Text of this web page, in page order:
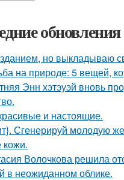
обновления
но выкладываю
на природе: 5 вещей,
Энн хэтэуэй вновь
и настоящие.
Сгенерируй молодую
кожи.
Волочкова решила
в неожиданном облике.